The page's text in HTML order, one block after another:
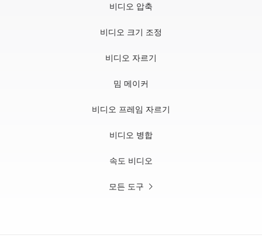
비디오 압축
비디오 크기 조정
비디오 자르기
밈 메이커
비디오 프레임 자르기
비디오 병합
속도 비디오
모든 도구